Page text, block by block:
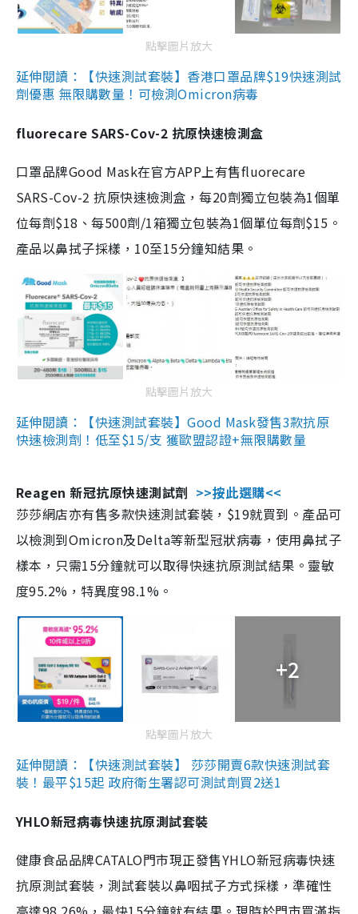
點擊圖片放大
延伸閱讀：【快速測試套裝】香港口罩品牌$19快速測試
劑優惠 無限購數量！可檢測Omicron病毒
fluorecare SARS-Cov-2 抗原快速檢測盒
口罩品牌Good Mask在官方APP上有售fluorecare
SARS-Cov-2 抗原快速檢測盒，每20劑獨立包裝為1個單
位每劑$18、每500劑/1箱獨立包裝為1個單位每劑$15。
產品以鼻拭子採樣，10至15分鐘知結果。
點擊圖片放大
延伸閱讀：【快速測試套裝】Good Mask發售3款抗原
快速檢測劑！低至$15/支 獲歐盟認證+無限購數量
Reagen 新冠抗原快速測試劑 >>按此選購<<
莎莎網店亦有售多款快速測試套裝，$19就買到。產品可
以檢測到Omicron及Delta等新型冠狀病毒，使用鼻拭子
樣本，只需15分鐘就可以取得快速抗原測試結果。靈敏
度95.2%，特異度98.1%。
+2
點擊圖片放大
延伸閱讀：【快速測試套裝】 莎莎開賣6款快速測試套
裝！最平$15起 政府衛生署認可測試劑買2送1
YHLO新冠病毒快速抗原測試套裝
健康食品品牌CATALO門市現正發售YHLO新冠病毒快速
抗原測試套裝，測試套裝以鼻咽拭子方式採樣，準確性